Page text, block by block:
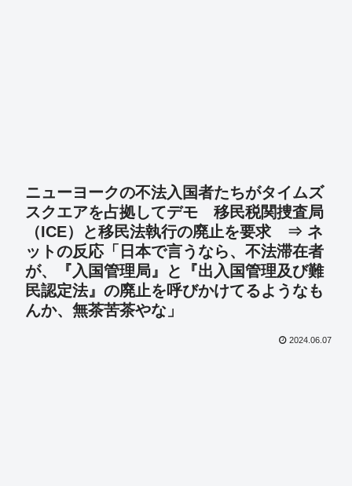
ニューヨークの不法入国者たちがタイムズ
スクエアを占拠してデモ 移民税関捜査局
（ICE）と移民法執行の廃止を要求 ⇒ ネ
ットの反応「日本で言うなら、不法滞在者
が、『入国管理局』と『出入国管理及び難
民認定法』の廃止を呼びかけてるようなも
んか、無茶苦茶やな」
2024.06.07